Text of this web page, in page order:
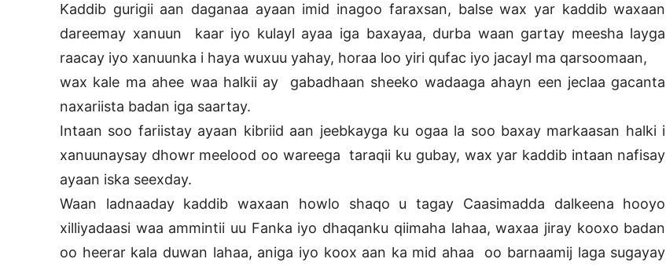
Kaddib gurigii aan daganaa ayaan imid inagoo faraxsan, balse wax yar kaddib waxaan
dareemay xanuun kaar iyo kulayl ayaa iga baxayaa, durba waan gartay meesha layga
raacay iyo xanuunka i haya wuxuu yahay, horaa loo yiri qufac iyo jacayl ma qarsoomaan,
wax kale ma ahee waa halkii ay gabadhaan sheeko wadaaga ahayn een jeclaa gacanta
naxariista badan iga saartay.
Intaan soo fariistay ayaan kibriid aan jeebkayga ku ogaa la soo baxay markaasan halki i
xanuunaysay dhowr meelood oo wareega taraqii ku gubay, wax yar kaddib intaan nafisay
ayaan iska seexday.
Waan ladnaaday kaddib waxaan howlo shaqo u tagay Caasimadda dalkeena hooyo
xilliyadaasi waa ammintii uu Fanka iyo dhaqanku qiimaha lahaa, waxaa jiray kooxo badan
oo heerar kala duwan lahaa, aniga iyo koox aan ka mid ahaa oo barnaamij laga sugayay